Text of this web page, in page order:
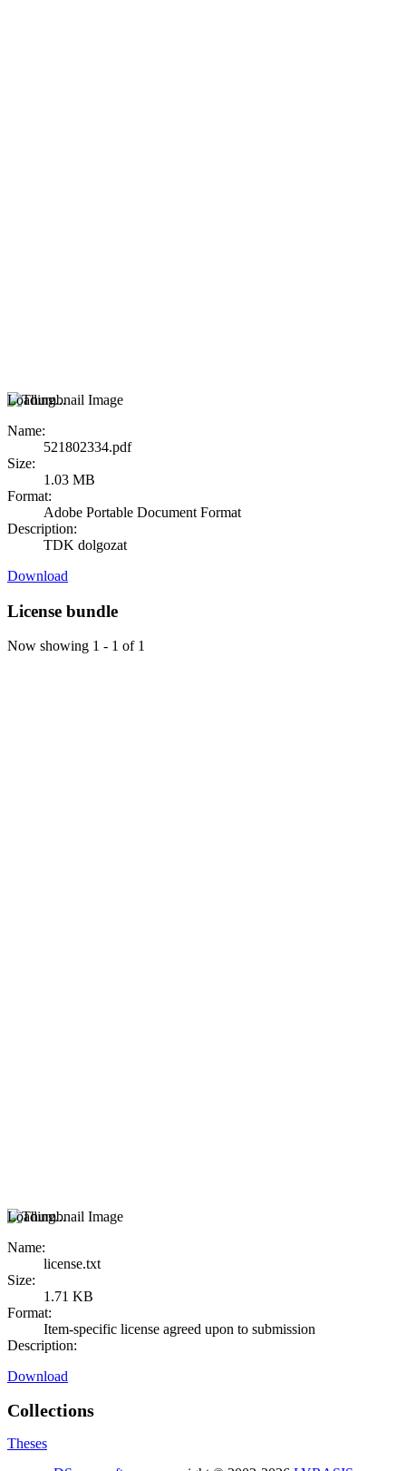
Loading...
Name:
521802334.pdf
Size:
1.03 MB
Format:
Adobe Portable Document Format
Description:
TDK dolgozat
Download
License bundle
Now showing 1 - 1 of 1
Loading...
Name:
license.txt
Size:
1.71 KB
Format:
Item-specific license agreed upon to submission
Description:
Download
Collections
Theses